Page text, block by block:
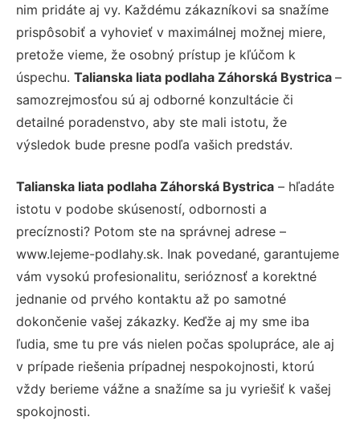
nim pridáte aj vy. Každému zákazníkovi sa snažíme
prispôsobiť a vyhovieť v maximálnej možnej miere,
pretože vieme, že osobný prístup je kľúčom k
úspechu. Talianska liata podlaha Záhorská Bystrica –
samozrejmosťou sú aj odborné konzultácie či
detailné poradenstvo, aby ste mali istotu, že
výsledok bude presne podľa vašich predstáv.
Talianska liata podlaha Záhorská Bystrica – hľadáte
istotu v podobe skúseností, odbornosti a
precíznosti? Potom ste na správnej adrese –
www.lejeme-podlahy.sk. Inak povedané, garantujeme
vám vysokú profesionalitu, serióznosť a korektné
jednanie od prvého kontaktu až po samotné
dokončenie vašej zákazky. Keďže aj my sme iba
ľudia, sme tu pre vás nielen počas spolupráce, ale aj
v prípade riešenia prípadnej nespokojnosti, ktorú
vždy berieme vážne a snažíme sa ju vyriešiť k vašej
spokojnosti.